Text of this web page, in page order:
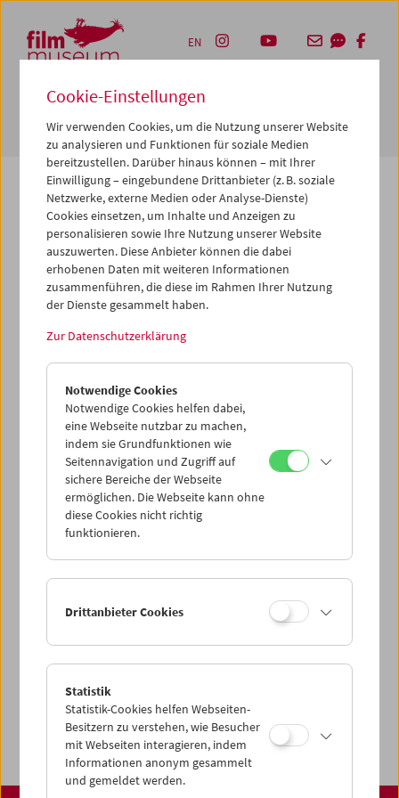
Zum Inhalt
Zum Hauptmenü
Zur Servicenavigation
Zum Suche
EN
Die von Ihnen angeforderte Seite konnte nicht
gefunden werden.
Gründe dafür könnten sein, dass Sie eine falsche oder
veraltete URL aufgerufen haben – bitte überprüfen Sie
Seite archiviert, verschoben oder umbenannt.
Vielleicht können Sie den von Ihnen gewünschten Inhalt
über unsere Startseite finden:
www.filmmuseum.at
Share on
Spielplan
Regelmäßige Programme
Programmarchiv
Ticketinformationen
Cookie-Einstellungen
Wir verwenden Cookies, um die Nutzung unserer Website
zu analysieren und Funktionen für soziale Medien
bereitzustellen. Darüber hinaus können – mit Ihrer
Einwilligung – eingebundene Drittanbieter (z. B. soziale
Netzwerke, externe Medien oder Analyse-Dienste)
Cookies einsetzen, um Inhalte und Anzeigen zu
personalisieren sowie Ihre Nutzung unserer Website
auszuwerten. Diese Anbieter können die dabei
erhobenen Daten mit weiteren Informationen
zusammenführen, die diese im Rahmen Ihrer Nutzung
der Dienste gesammelt haben.
Zur Datenschutzerklärung
Notwendige Cookies
Notwendige Cookies helfen dabei,
eine Webseite nutzbar zu machen,
indem sie Grundfunktionen wie
Seitennavigation und Zugriff auf
sichere Bereiche der Webseite
ermöglichen. Die Webseite kann ohne
diese Cookies nicht richtig
funktionieren.
Drittanbieter Cookies
Statistik
Statistik-Cookies helfen Webseiten-
Besitzern zu verstehen, wie Besucher
mit Webseiten interagieren, indem
Informationen anonym gesammelt
und gemeldet werden.